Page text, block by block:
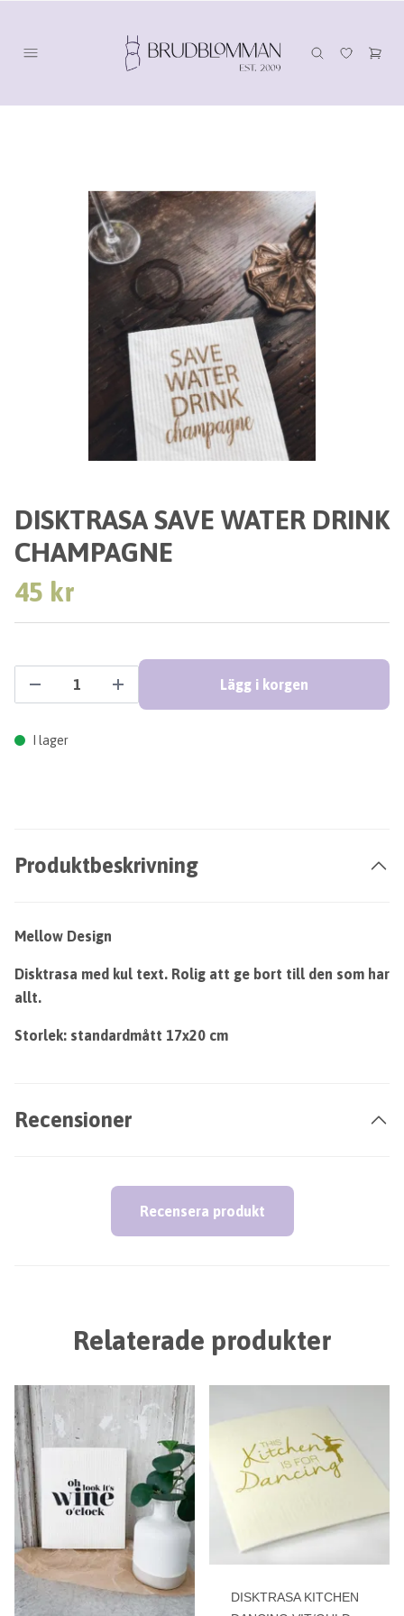
DISKTRASA SAVE WATER DRINK
CHAMPAGNE
45 kr
Lägg i korgen
I lager
Produktbeskrivning
Mellow Design
Disktrasa med kul text. Rolig att ge bort till den som har
allt.
Storlek: standardmått 17x20 cm
Recensioner
Recensera produkt
Relaterade produkter
DISKTRASA KITCHEN